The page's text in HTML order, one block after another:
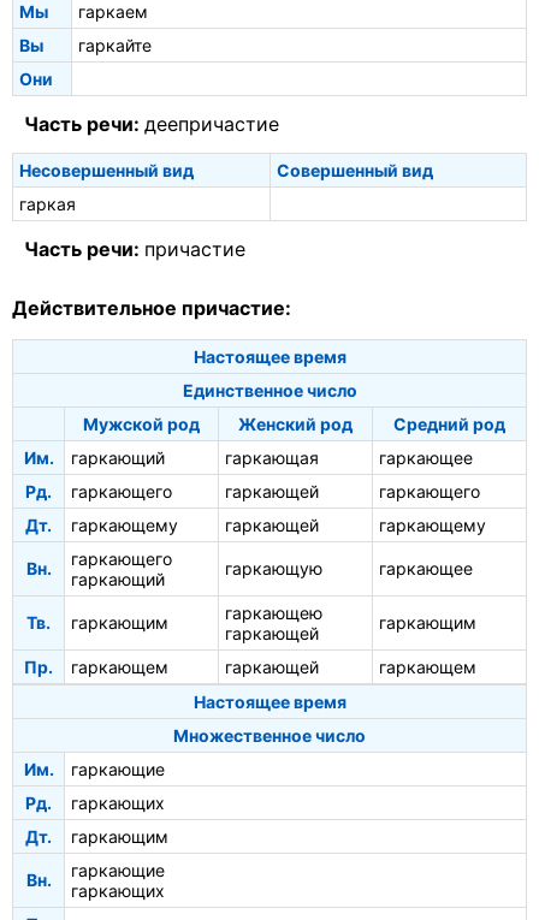
Мы
гаркаем
Вы
гаркайте
Они
Часть речи: деепричастие
Несовершенный вид
Совершенный вид
гаркая
Часть речи: причастие
Действительное причастие:
Настоящее время
Единственное число
Мужской род
Женский род
Средний род
Им.
гаркающий гаркающая
гаркающее
Рд.
гаркающего гаркающей
гаркающего
Дт.
гаркающему гаркающей гаркающему
Вн.
гаркающего
гаркающий
гаркающую гаркающее
Тв. гаркающим
гаркающею
гаркающей
гаркающим
Пр. гаркающем гаркающей
гаркающем
Настоящее время
Множественное число
Им.
гаркающие
Рд.
гаркающих
Дт.
гаркающим
Вн.
гаркающие
гаркающих